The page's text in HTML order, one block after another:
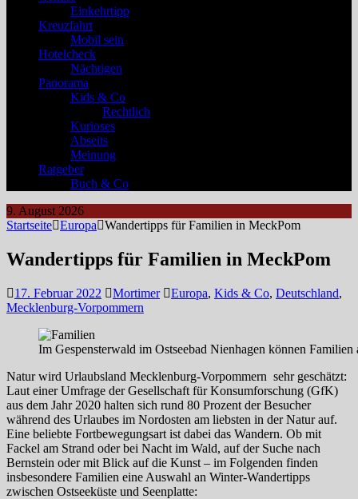
Einkehrtipp
Kreuzfahrt
Mobil sein
Hotelcheck
Nächtigen
Panorama
Kids & Co
Rechtlich
Kurioses
Abseits
Meinung
Ratgeber
Buch & Co
9. August 2026
Startseite Europa Wandertipps für Familien in MeckPom
Wandertipps für Familien in MeckPom
17. Februar 2022 Mortimer Europa, Kids & Co, Deutschland,
Mecklenburg-Vorpommern
Im Gespensterwald im Ostseebad Nienhagen können
Natur wird Urlaubsland Mecklenburg-Vorpommern sehr geschätzt:
Laut einer Umfrage der Gesellschaft für Konsumforschung (GfK)
aus dem Jahr 2020 halten sich rund 80 Prozent der Besucher
während des Urlaubes im Nordosten am liebsten in der Natur auf.
Eine beliebte Fortbewegungsart ist dabei das Wandern. Ob mit
Fackel am Strand oder bei Nacht im Wald, auf der Suche nach
Bernstein oder mit Blick auf die Kunst – im Folgenden finden
insbesondere Familien eine Auswahl an Winter-Wandertipps
zwischen Ostseeküste und Seenplatte: